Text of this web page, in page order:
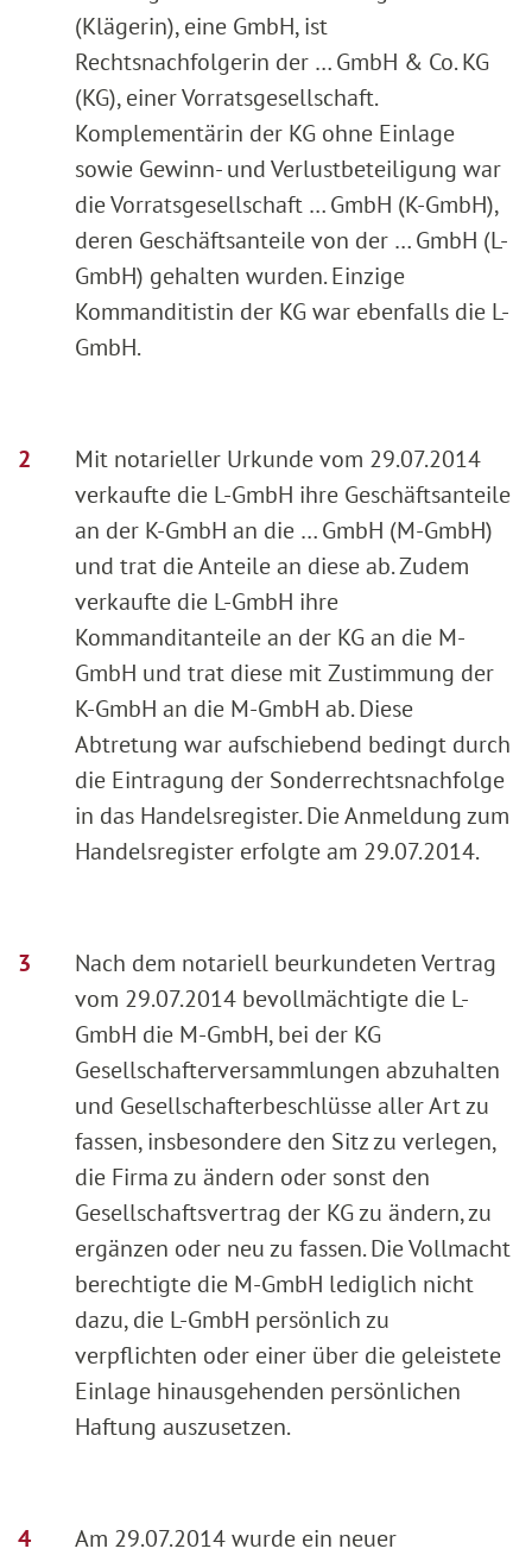
(Klägerin), eine GmbH, ist
Rechtsnachfolgerin der … GmbH & Co. KG
(KG), einer Vorratsgesellschaft.
Komplementärin der KG ohne Einlage
sowie Gewinn- und Verlustbeteiligung war
die Vorratsgesellschaft … GmbH (K-GmbH),
deren Geschäftsanteile von der … GmbH (L-
GmbH) gehalten wurden. Einzige
Kommanditistin der KG war ebenfalls die L-
GmbH.
Mit notarieller Urkunde vom 29.07.2014
verkaufte die L-GmbH ihre Geschäftsanteile
an der K-GmbH an die … GmbH (M-GmbH)
und trat die Anteile an diese ab. Zudem
verkaufte die L-GmbH ihre
Kommanditanteile an der KG an die M-
GmbH und trat diese mit Zustimmung der
K-GmbH an die M-GmbH ab. Diese
Abtretung war aufschiebend bedingt durch
die Eintragung der Sonderrechtsnachfolge
in das Handelsregister. Die Anmeldung zum
Handelsregister erfolgte am 29.07.2014.
Nach dem notariell beurkundeten Vertrag
vom 29.07.2014 bevollmächtigte die L-
GmbH die M-GmbH, bei der KG
Gesellschafterversammlungen abzuhalten
und Gesellschafterbeschlüsse aller Art zu
fassen, insbesondere den Sitz zu verlegen,
die Firma zu ändern oder sonst den
Gesellschaftsvertrag der KG zu ändern, zu
ergänzen oder neu zu fassen. Die Vollmacht
berechtigte die M-GmbH lediglich nicht
dazu, die L-GmbH persönlich zu
verpflichten oder einer über die geleistete
Einlage hinausgehenden persönlichen
Haftung auszusetzen.
Am 29.07.2014 wurde ein neuer